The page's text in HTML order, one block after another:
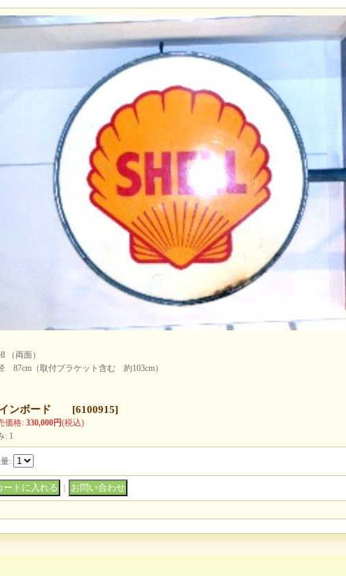
（両面）
87cm（取付ブラケット含む 約103cm）
ンボード [6100915]
価格: 330,000円(税込)
: 1
: